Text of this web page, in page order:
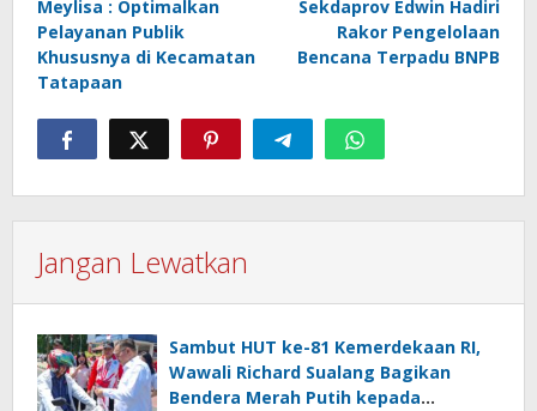
pos
Meylisa : Optimalkan
Pelayanan Publik
Khususnya di Kecamatan
Tatapaan
Sekdaprov Edwin Hadiri
Rakor Pengelolaan
Bencana Terpadu BNPB
Jangan Lewatkan
Sambut HUT ke-81 Kemerdekaan RI,
Wawali Richard Sualang Bagikan
Bendera Merah Putih kepada